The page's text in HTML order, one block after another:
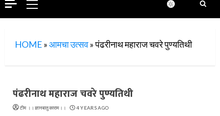
Primary
Menu
HOME »आमचा उत्सव»पंढरीनाथ महाराज चवरे पुण्यतिथी
पंढरीनाथ महाराज चवरे पुण्यतिथी
टीम ।।ज्ञानबातुकाराम।। 4 YEARS AGO